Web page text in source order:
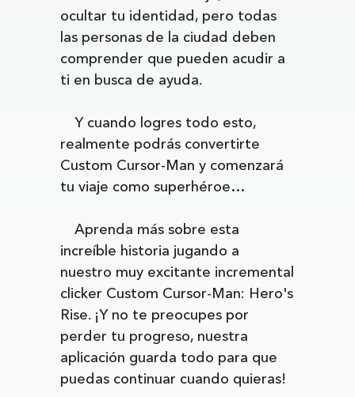
ocultar tu identidad, pero todas
las personas de la ciudad deben
comprender que pueden acudir a
ti en busca de ayuda.
Y cuando logres todo esto,
realmente podrás convertirte
Custom Cursor-Man y comenzará
tu viaje como superhéroe…
Aprenda más sobre esta
increíble historia jugando a
nuestro muy excitante incremental
clicker Custom Cursor-Man: Hero's
Rise. ¡Y no te preocupes por
perder tu progreso, nuestra
aplicación guarda todo para que
puedas continuar cuando quieras!